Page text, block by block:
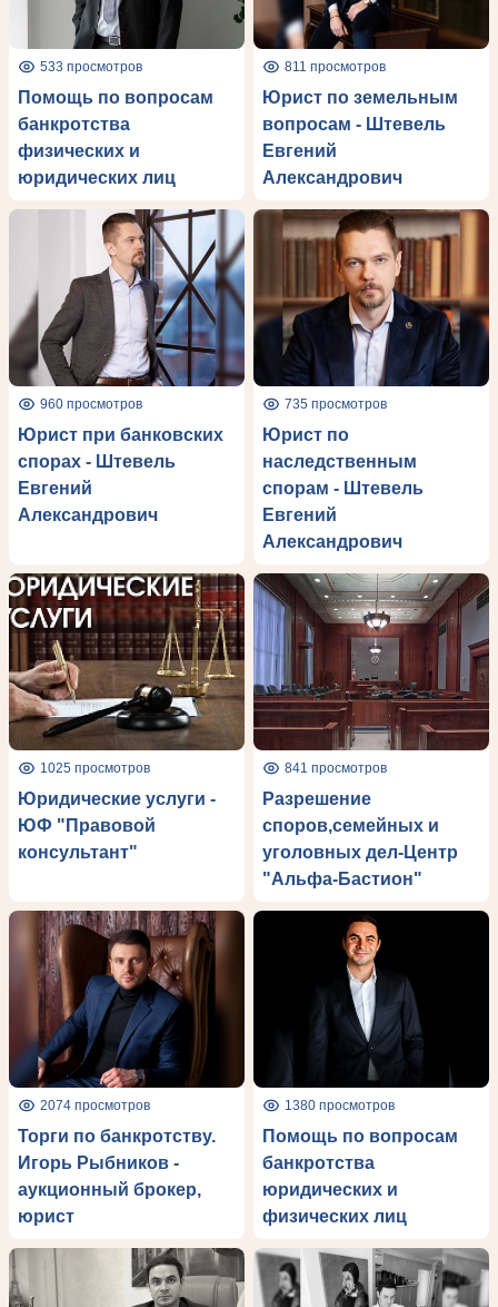
533 просмотров
Помощь по вопросам
банкротства
физических и
юридических лиц
811 просмотров
Юрист по земельным
вопросам - Штевель
Евгений
Александрович
960 просмотров
Юрист при банковских
спорах - Штевель
Евгений
Александрович
735 просмотров
Юрист по
наследственным
спорам - Штевель
Евгений
Александрович
1025 просмотров
Юридические услуги -
ЮФ "Правовой
консультант"
841 просмотров
Разрешение
споров,семейных и
уголовных дел-Центр
"Альфа-Бастион"
2074 просмотров
Торги по банкротству.
Игорь Рыбников -
аукционный брокер,
юрист
1380 просмотров
Помощь по вопросам
банкротства
юридических и
физических лиц